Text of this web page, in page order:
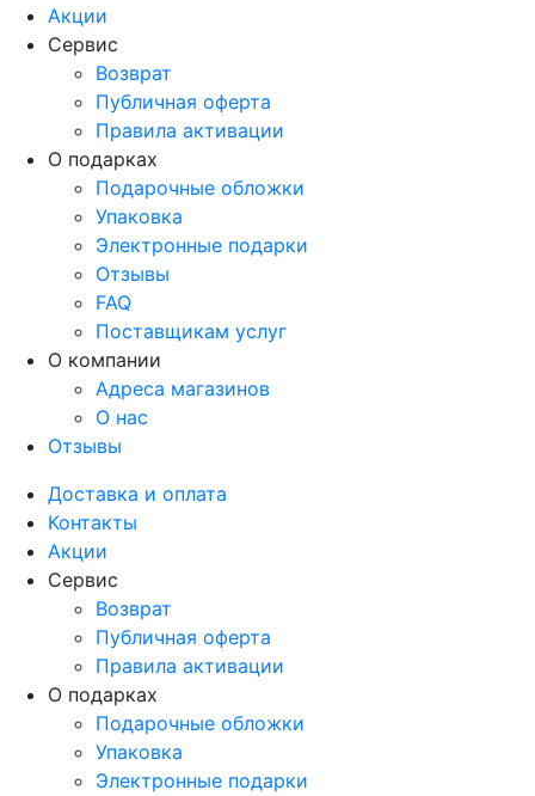
Акции
Сервис
Возврат
Публичная оферта
Правила активации
О подарках
Подарочные обложки
Упаковка
Электронные подарки
Отзывы
FAQ
Поставщикам услуг
О компании
Адреса магазинов
О нас
Отзывы
Доставка и оплата
Контакты
Акции
Сервис
Возврат
Публичная оферта
Правила активации
О подарках
Подарочные обложки
Упаковка
Электронные подарки